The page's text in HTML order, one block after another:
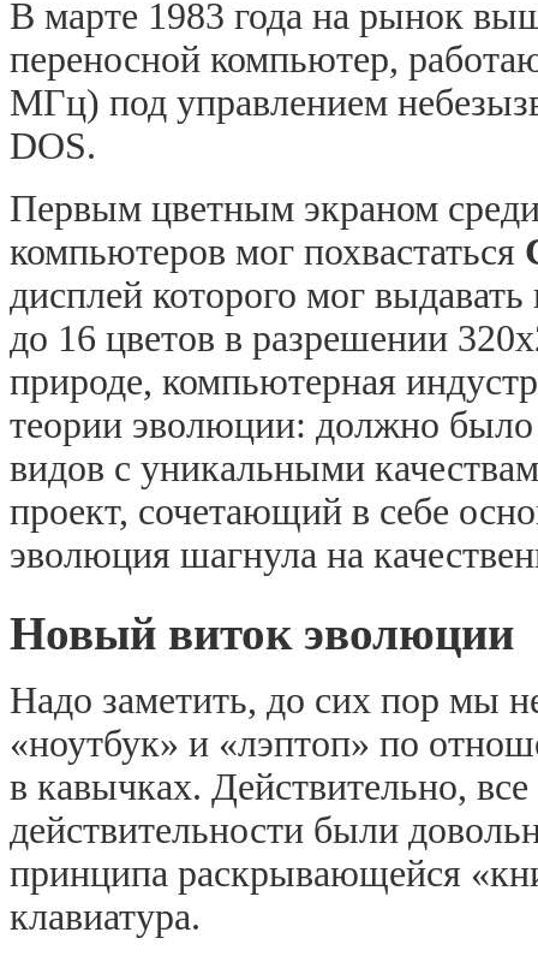
В марте 1983 года на рынок
переносной компьютер,
МГц) под управлением
DOS.
Первым цветным экраном
компьютеров мог похвастаться
дисплей которого мог
до 16 цветов в разрешении
природе, компьютерная
теории эволюции: должно было
видов с уникальными
проект, сочетающий в себе
эволюция шагнула на
Новый виток эволюции
Надо заметить, до сих пор мы
«ноутбук» и «лэптоп» по
в кавычках. Действительно,
действительности были
принципа раскрывающейся
клавиатура.